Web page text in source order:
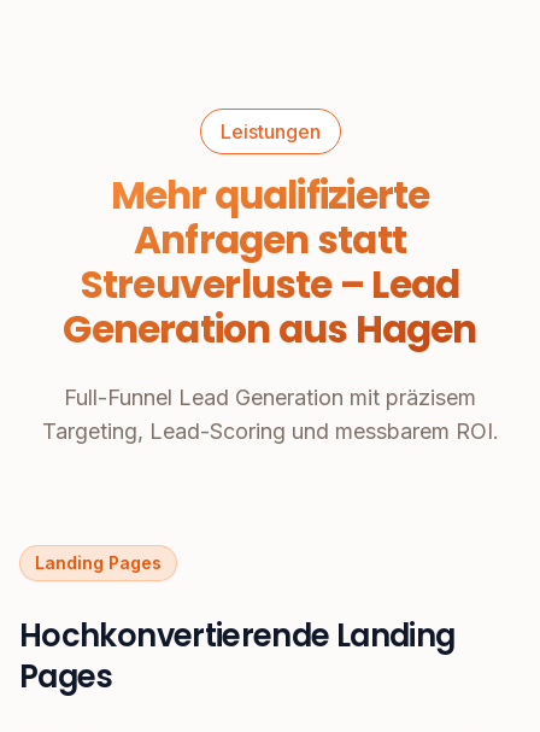
Leistungen
Mehr qualifizierte
Anfragen statt
Streuverluste – Lead
Generation aus Hagen
Full-Funnel Lead Generation mit präzisem
Targeting, Lead-Scoring und messbarem ROI.
Landing Pages
Hochkonvertierende Landing
Pages